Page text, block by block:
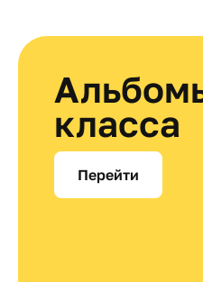
класса
Перейти